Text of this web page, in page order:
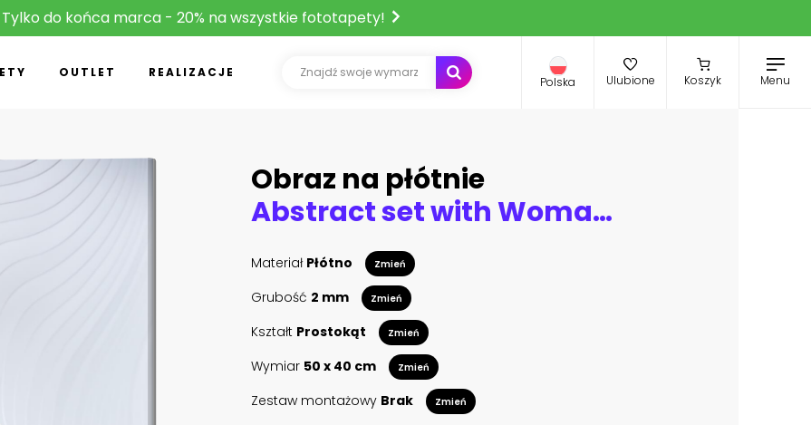
Tylko do końca marca - 20% na wszystkie fototapety!
OUTLET REALIZACJE
Polska Ulubione Koszyk Menu
Obraz na płótnie
Abstract set with Woman face, silhouette, floral elements one line drawing.
Materiał Płótno Zmień
Grubość 2 mm Zmień
Kształt Prostokąt Zmień
Wymiar 50 x 40 cm Zmień
Zestaw montażowy Brak Zmień